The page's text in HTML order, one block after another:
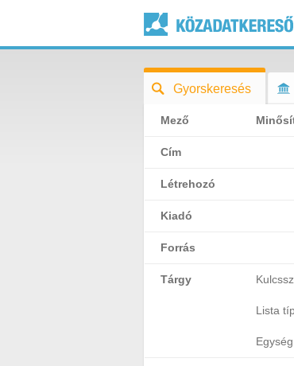
Gyorskeresés
Mező
Cím
Létrehozó
Kiadó
Forrás
Tárgy
Lista